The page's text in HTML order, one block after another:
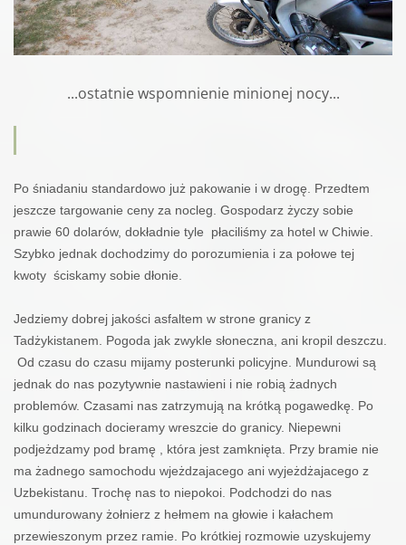
...ostatnie wspomnienie minionej nocy...
Po śniadaniu standardowo już pakowanie i w drogę. Przedtem
jeszcze targowanie ceny za nocleg. Gospodarz życzy sobie
prawie 60 dolarów, dokładnie tyle
płaciliśmy za hotel w Chiwie.
Szybko jednak dochodzimy do porozumienia i za połowe tej
kwoty ściskamy sobie dłonie.
Jedziemy dobrej jakości asfaltem w strone granicy z
Tadżykistanem. Pogoda jak zwykle słoneczna, ani kropil deszczu.
Od czasu do czasu mijamy posterunki policyjne. Mundurowi są
jednak do nas pozytywnie nastawieni i nie robią żadnych
problemów. Czasami nas zatrzymują na krótką pogawedkę. Po
kilku godzinach docieramy wreszcie do granicy. Niepewni
podjeżdzamy pod bramę , która jest zamknięta. Przy bramie nie
ma żadnego samochodu wjeżdzajacego ani wyjeżdżajacego z
Uzbekistanu. Trochę nas to niepokoi. Podchodzi do nas
umundurowany żołnierz z hełmem na głowie i kałachem
przewieszonym przez ramie. Po krótkiej rozmowie uzyskujemy